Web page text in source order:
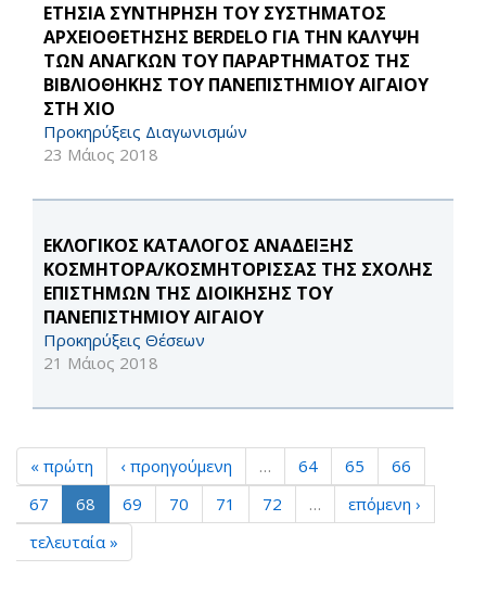
ΕΤΗΣΙΑ ΣΥΝΤΗΡΗΣΗ ΤΟΥ ΣΥΣΤΗΜΑΤΟΣ
ΑΡΧΕΙΟΘΕΤΗΣΗΣ BERDELO ΓΙΑ ΤΗΝ ΚΑΛΥΨΗ
ΤΩΝ ΑΝΑΓΚΩΝ ΤΟΥ ΠΑΡΑΡΤΗΜΑΤΟΣ ΤΗΣ
ΒΙΒΛΙΟΘΗΚΗΣ ΤΟΥ ΠΑΝΕΠΙΣΤΗΜΙΟΥ ΑΙΓΑΙΟΥ
ΣΤΗ ΧΙΟ
Προκηρύξεις Διαγωνισμών
23 Μάιος 2018
ΕΚΛΟΓΙΚΟΣ ΚΑΤΑΛΟΓΟΣ ΑΝΑΔΕΙΞΗΣ
ΚΟΣΜΗΤΟΡΑ/ΚΟΣΜΗΤΟΡΙΣΣΑΣ ΤΗΣ ΣΧΟΛΗΣ
ΕΠΙΣΤΗΜΩΝ ΤΗΣ ΔΙΟΙΚΗΣΗΣ ΤΟΥ
ΠΑΝΕΠΙΣΤΗΜΙΟΥ ΑΙΓΑΙΟΥ
Προκηρύξεις Θέσεων
21 Μάιος 2018
« πρώτη ‹ προηγούμενη … 64 65
66
67
68 69 70 71 72 …
επόμενη ›
τελευταία »